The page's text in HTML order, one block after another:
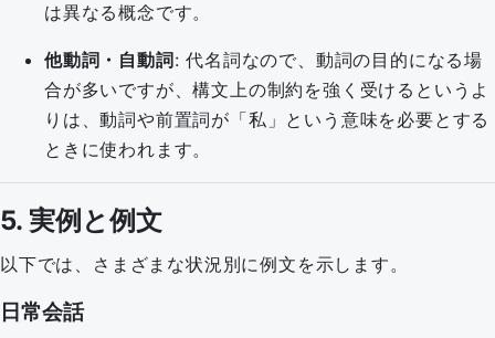
は異なる概念です。
他動詞・自動詞: 代名詞なので、動詞の目的になる場
合が多いですが、構文上の制約を強く受けるというよ
りは、動詞や前置詞が「私」という意味を必要とする
ときに使われます。
5. 実例と例文
以下では、さまざまな状況別に例文を示します。
日常会話